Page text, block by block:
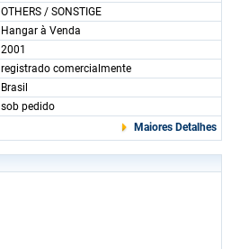
OTHERS / SONSTIGE
Hangar à Venda
2001
registrado comercialmente
Brasil
sob pedido
Maiores Detalhes